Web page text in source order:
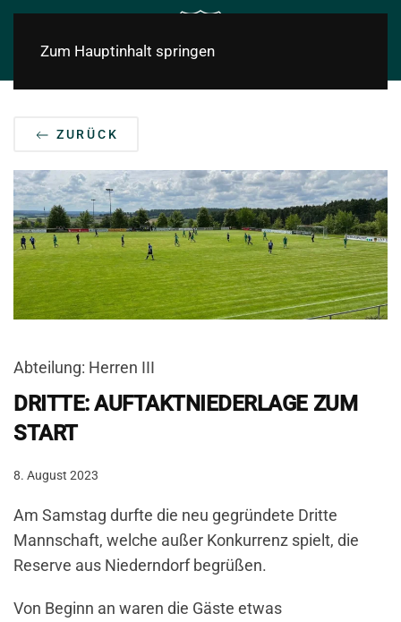
Zum Hauptinhalt springen
ZURÜCK
Abteilung: Herren III
DRITTE: AUFTAKTNIEDERLAGE ZUM
START
8. August 2023
Am Samstag durfte die neu gegründete Dritte
Mannschaft, welche außer Konkurrenz spielt, die
Reserve aus Niederndorf begrüßen.
Von Beginn an waren die Gäste etwas